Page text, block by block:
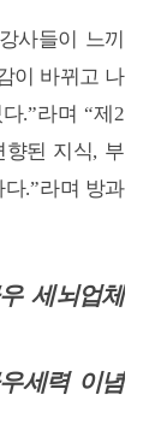
사들이 느끼
이 바뀌고 나
.”라며“제2
향된 지식, 부
다.”라며 방과
세뇌업체
세력 이념